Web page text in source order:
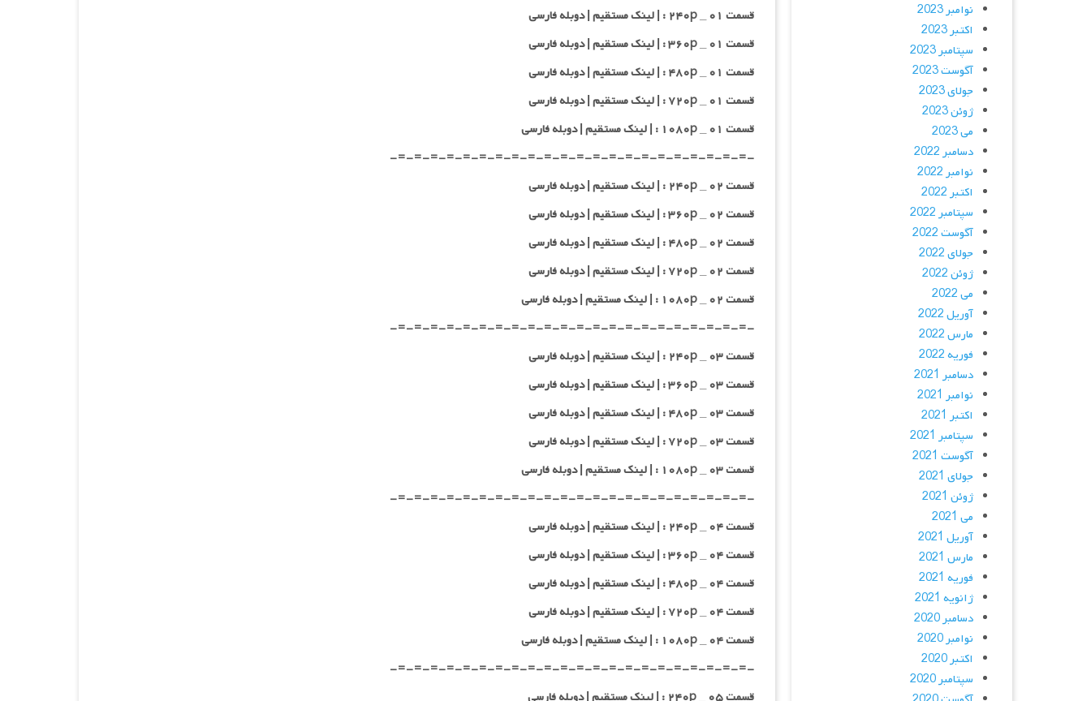
قسمت ۰۱ _ ۲۴۰p : | لینک مستقیم | دوبله فارسی
قسمت ۰۱ _ ۳۶۰p : | لینک مستقیم | دوبله فارسی
قسمت ۰۱ _ ۴۸۰p : | لینک مستقیم | دوبله فارسی
قسمت ۰۱ _ ۷۲۰p : | لینک مستقیم | دوبله فارسی
قسمت ۰۱ _ ۱۰۸۰p : | لینک مستقیم | دوبله فارسی
-=-=-=-=-=-=-=-=-=-=-=-=-=-=-=-=-=-=-=-=-=-=-
قسمت ۰۲ _ ۲۴۰p : | لینک مستقیم | دوبله فارسی
قسمت ۰۲ _ ۳۶۰p : | لینک مستقیم | دوبله فارسی
قسمت ۰۲ _ ۴۸۰p : | لینک مستقیم | دوبله فارسی
قسمت ۰۲ _ ۷۲۰p : | لینک مستقیم | دوبله فارسی
قسمت ۰۲ _ ۱۰۸۰p : | لینک مستقیم | دوبله فارسی
-=-=-=-=-=-=-=-=-=-=-=-=-=-=-=-=-=-=-=-=-=-=-
قسمت ۰۳ _ ۲۴۰p : | لینک مستقیم | دوبله فارسی
قسمت ۰۳ _ ۳۶۰p : | لینک مستقیم | دوبله فارسی
قسمت ۰۳ _ ۴۸۰p : | لینک مستقیم | دوبله فارسی
قسمت ۰۳ _ ۷۲۰p : | لینک مستقیم | دوبله فارسی
قسمت ۰۳ _ ۱۰۸۰p : | لینک مستقیم | دوبله فارسی
-=-=-=-=-=-=-=-=-=-=-=-=-=-=-=-=-=-=-=-=-=-=-
قسمت ۰۴ _ ۲۴۰p : | لینک مستقیم | دوبله فارسی
قسمت ۰۴ _ ۳۶۰p : | لینک مستقیم | دوبله فارسی
قسمت ۰۴ _ ۴۸۰p : | لینک مستقیم | دوبله فارسی
قسمت ۰۴ _ ۷۲۰p : | لینک مستقیم | دوبله فارسی
قسمت ۰۴ _ ۱۰۸۰p : | لینک مستقیم | دوبله فارسی
-=-=-=-=-=-=-=-=-=-=-=-=-=-=-=-=-=-=-=-=-=-=-
نوامبر 2023
اکتبر 2023
سپتامبر 2023
آگوست 2023
جولای 2023
ژوئن 2023
می 2023
دسامبر 2022
نوامبر 2022
اکتبر 2022
سپتامبر 2022
آگوست 2022
جولای 2022
ژوئن 2022
می 2022
آوریل 2022
مارس 2022
فوریه 2022
دسامبر 2021
نوامبر 2021
اکتبر 2021
سپتامبر 2021
آگوست 2021
جولای 2021
ژوئن 2021
می 2021
آوریل 2021
مارس 2021
فوریه 2021
ژانویه 2021
دسامبر 2020
نوامبر 2020
اکتبر 2020
سپتامبر 2020